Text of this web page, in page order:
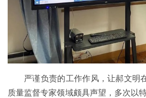
严谨负责的工作作风，让郝文明
质量监督专家领域颇具声望，多次以